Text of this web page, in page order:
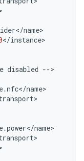
</name>
</instance>
disabled -->
.nfc</name>
>
.power</name>
>